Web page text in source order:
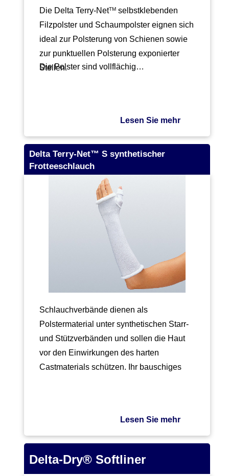
Die Delta Terry-NetTMselbstklebenden
Filzpolster und Schaumpolster eignen sich
ideal zur Polsterung von Schienen sowie
zur punktuellen Polsterung exponierter
Stellen.
Die Polster sind vollflächig…
Lesen Sie mehr
Delta Terry-Net™ S synthetischer
Frotteeschlauch
Schlauchverbände dienen als
Polstermaterial unter synthetischen Starr-
und Stützverbänden und sollen die Haut
vor den Einwirkungen des harten
Castmaterials schützen. Ihr bauschiges
Lesen Sie mehr
Delta-Dry® Softliner